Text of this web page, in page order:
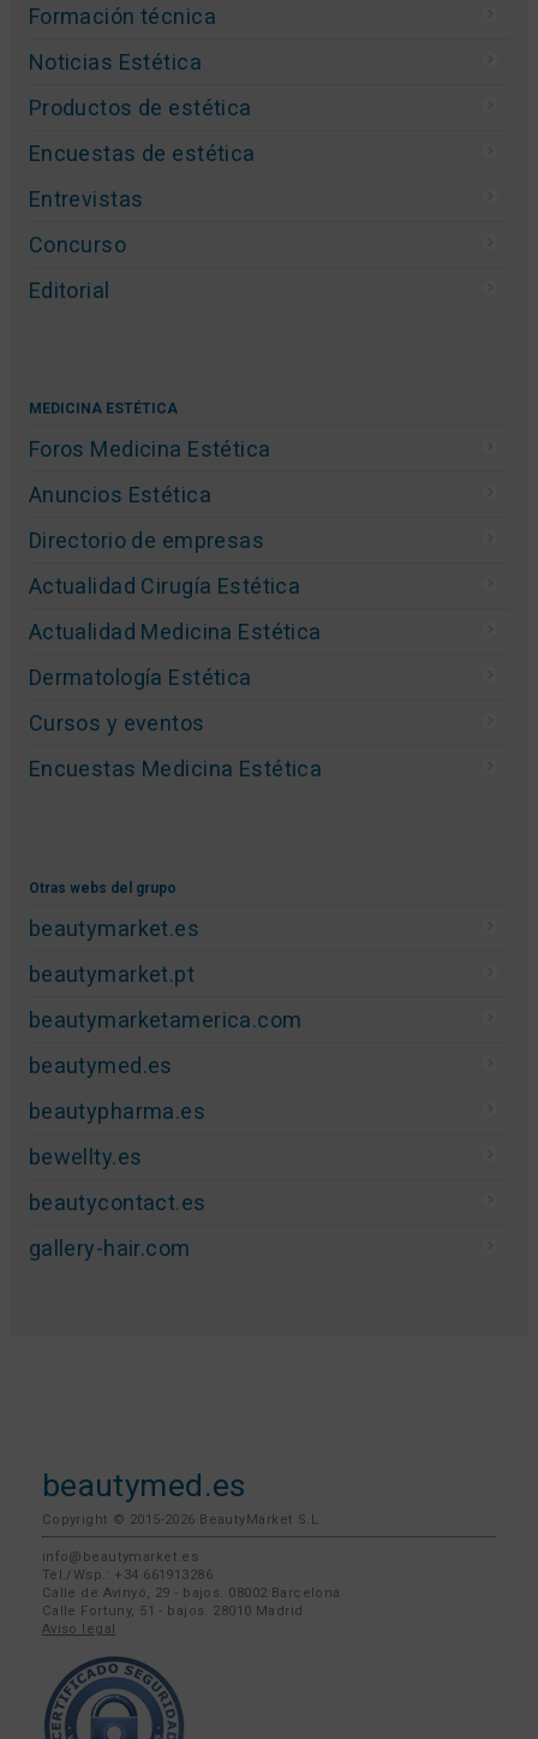
Formación técnica
Noticias Estética
Productos de estética
Encuestas de estética
Entrevistas
Concurso
Editorial
MEDICINA ESTÉTICA
Foros Medicina Estética
Anuncios Estética
Directorio de empresas
Actualidad Cirugía Estética
Actualidad Medicina Estética
Dermatología Estética
Cursos y eventos
Encuestas Medicina Estética
Otras webs del grupo
beautymarket.es
beautymarket.pt
beautymarketamerica.com
beautymed.es
beautypharma.es
bewellty.es
beautycontact.es
gallery-hair.com
beautymed.es
Copyright © 2015-2026 BeautyMarket S.L.
info@beautymarket.es
Tel./Wsp.: +34 661913286
Calle de Avinyó, 29 - bajos. 08002 Barcelona
Calle Fortuny, 51 - bajos. 28010 Madrid
Aviso legal